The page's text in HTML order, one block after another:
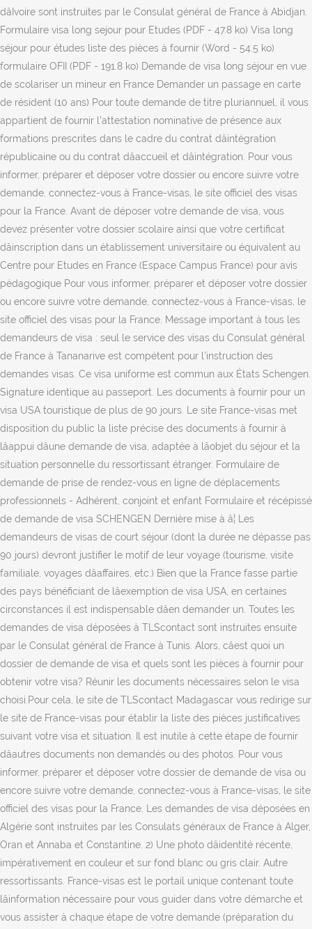
dâIvoire sont instruites par le Consulat général de France à Abidjan.
Formulaire visa long sejour pour Etudes (PDF - 47.8 ko) Visa long
séjour pour études liste des pièces à fournir (Word - 54.5 ko)
formulaire OFII (PDF - 191.8 ko) Demande de visa long séjour en vue
de scolariser un mineur en France Demander un passage en carte
de résident (10 ans) Pour toute demande de titre pluriannuel, il vous
appartient de fournir l'attestation nominative de présence aux
formations prescrites dans le cadre du contrat dâintégration
républicaine ou du contrat dâaccueil et dâintégration. Pour vous
informer, préparer et déposer votre dossier ou encore suivre votre
demande, connectez-vous à France-visas, le site officiel des visas
pour la France. Avant de déposer votre demande de visa, vous
devez présenter votre dossier scolaire ainsi que votre certificat
dâinscription dans un établissement universitaire ou équivalent au
Centre pour Etudes en France (Espace Campus France) pour avis
pédagogique Pour vous informer, préparer et déposer votre dossier
ou encore suivre votre demande, connectez-vous à France-visas, le
site officiel des visas pour la France. Message important à tous les
demandeurs de visa : seul le service des visas du Consulat général
de France à Tananarive est compétent pour l'instruction des
demandes visas. Ce visa uniforme est commun aux États Schengen.
Signature identique au passeport. Les documents à fournir pour un
visa USA touristique de plus de 90 jours. Le site France-visas met
disposition du public la liste précise des documents à fournir à
lâappui dâune demande de visa, adaptée à lâobjet du séjour et la
situation personnelle du ressortissant étranger. Formulaire de
demande de prise de rendez-vous en ligne de déplacements
professionnels - Adhérent, conjoint et enfant Formulaire et récépissé
de demande de visa SCHENGEN Dernière mise à â¦ Les
demandeurs de visas de court séjour (dont la durée ne dépasse pas
90 jours) devront justifier le motif de leur voyage (tourisme, visite
familiale, voyages dâaffaires, etc.) Bien que la France fasse partie
des pays bénéficiant de lâexemption de visa USA, en certaines
circonstances il est indispensable dâen demander un. Toutes les
demandes de visa déposées à TLScontact sont instruites ensuite
par le Consulat général de France à Tunis. Alors, câest quoi un
dossier de demande de visa et quels sont les pièces à fournir pour
obtenir votre visa? Réunir les documents nécessaires selon le visa
choisi.Pour cela, le site de TLScontact Madagascar vous redirige sur
le site de France-visas pour établir la liste des pièces justificatives
suivant votre visa et situation. Il est inutile à cette étape de fournir
dâautres documents non demandés ou des photos. Pour vous
informer, préparer et déposer votre dossier de demande de visa ou
encore suivre votre demande, connectez-vous à France-visas, le site
officiel des visas pour la France. Les demandes de visa déposées en
Algérie sont instruites par les Consulats généraux de France à Alger,
Oran et Annaba et Constantine. 2) Une photo dâidentité récente,
impérativement en couleur et sur fond blanc ou gris clair. Autre
ressortissants. France-visas est le portail unique contenant toute
lâinformation nécessaire pour vous guider dans votre démarche et
vous assister à chaque étape de votre demande (préparation du